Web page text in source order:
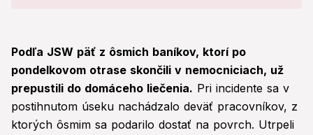
Podľa JSW päť z ôsmich baníkov, ktorí po
pondelkovom otrase skončili v nemocniciach, už
prepustili do domáceho liečenia. Pri incidente sa v
postihnutom úseku nachádzalo deväť pracovníkov, z
ktorých ôsmim sa podarilo dostať na povrch. Utrpeli